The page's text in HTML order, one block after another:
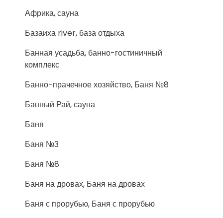
Африка, сауна
Базаиха river, база отдыха
Банная усадьба, банно-гостиничный
комплекс
Банно-прачечное хозяйство, Баня №8
Банный Рай, сауна
Баня
Баня №3
Баня №8
Баня на дровах, Баня на дровах
Баня с прорубью, Баня с прорубью